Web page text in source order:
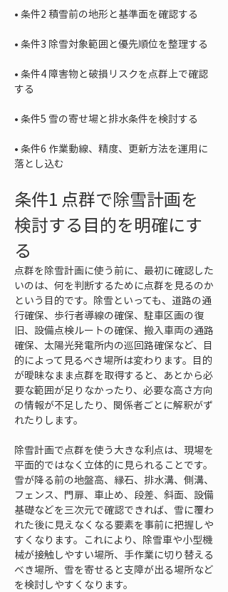
•
•
• 条件4 障害物と破損リスクを点群上で確認
•
• 条件6 作業動線、精度、更新方法を運用に
落とし込む
条件1 点群で除雪計画を
検討する目的を明確にす
る
点群を除雪計画に使う前に、最初に確認した
いのは、何を判断するために点群を見るのか
という目的です。除雪といっても、道路の通
行確保、歩行者導線の確保、駐車区画の復
旧、設備点検ルートの確保、搬入車両の通路
確保、太陽光発電所内の巡回路確保など、目
的によって見るべき場所は変わります。目的
が曖昧なまま点群を取得すると、あとから必
要な範囲が足りなかったり、必要な高さ方向
の情報が不足したり、関係者ごとに解釈がず
れたりします。
除雪計画で点群を使う大きな利点は、現場を
平面的ではなく立体的に見られることです。
雪が降る前の地盤高、縁石、排水溝、側溝、
フェンス、門扉、車止め、段差、斜面、設備
基礎などを三次元で確認できれば、雪に覆わ
れた後に見えなくなる要素を事前に把握しや
すくなります。これにより、除雪車や小型機
械が接触しやすい場所、手作業に切り替える
べき場所、雪を寄せると支障が出る場所など
を検討しやすくなります。